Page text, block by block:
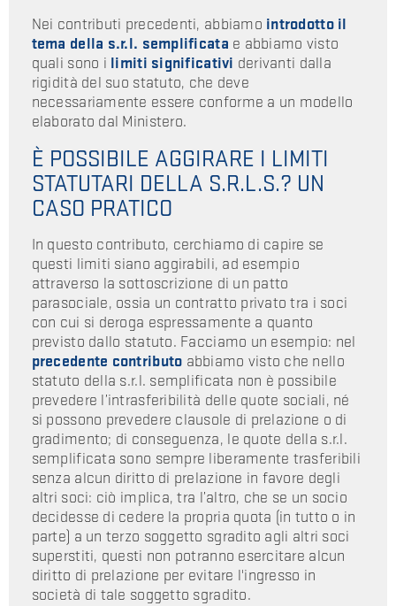
Nei contributi precedenti, abbiamo introdotto il
tema della s.r.l. semplificata e abbiamo visto
quali sono i limiti significativi derivanti dalla
rigidità del suo statuto, che deve
necessariamente essere conforme a un modello
elaborato dal Ministero.
È POSSIBILE AGGIRARE I LIMITI
STATUTARI DELLA S.R.L.S.? UN
CASO PRATICO
In questo contributo, cerchiamo di capire se
questi limiti siano aggirabili, ad esempio
attraverso la sottoscrizione di un patto
parasociale, ossia un contratto privato tra i soci
con cui si deroga espressamente a quanto
previsto dallo statuto. Facciamo un esempio: nel
precedente contributo abbiamo visto che nello
statuto della s.r.l. semplificata non è possibile
prevedere l’intrasferibilità delle quote sociali, né
si possono prevedere clausole di prelazione o di
gradimento; di conseguenza, le quote della s.r.l.
semplificata sono sempre liberamente trasferibili
senza alcun diritto di prelazione in favore degli
altri soci: ciò implica, tra l’altro, che se un socio
decidesse di cedere la propria quota (in tutto o in
parte) a un terzo soggetto sgradito agli altri soci
superstiti, questi non potranno esercitare alcun
diritto di prelazione per evitare l'ingresso in
società di tale soggetto sgradito.